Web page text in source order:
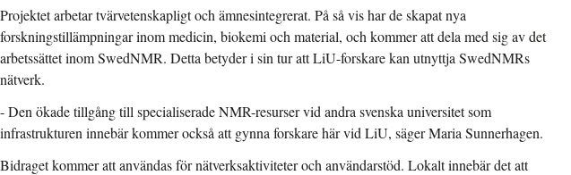
Projektet arbetar tvärvetenskapligt och ämnesintegrerat. På så vis har de skapat nya
forskningstillämpningar inom medicin, biokemi och material, och kommer att dela med sig av det
arbetssättet inom SwedNMR. Detta betyder i sin tur att LiU-forskare kan utnyttja SwedNMRs
nätverk.
- Den ökade tillgång till specialiserade NMR-resurser vid andra svenska universitet som
infrastrukturen innebär kommer också att gynna forskare här vid LiU, säger Maria Sunnerhagen.
Bidraget kommer att användas för nätverksaktiviteter och användarstöd. Lokalt innebär det att